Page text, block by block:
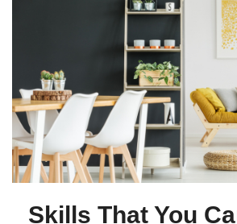
Skills That You